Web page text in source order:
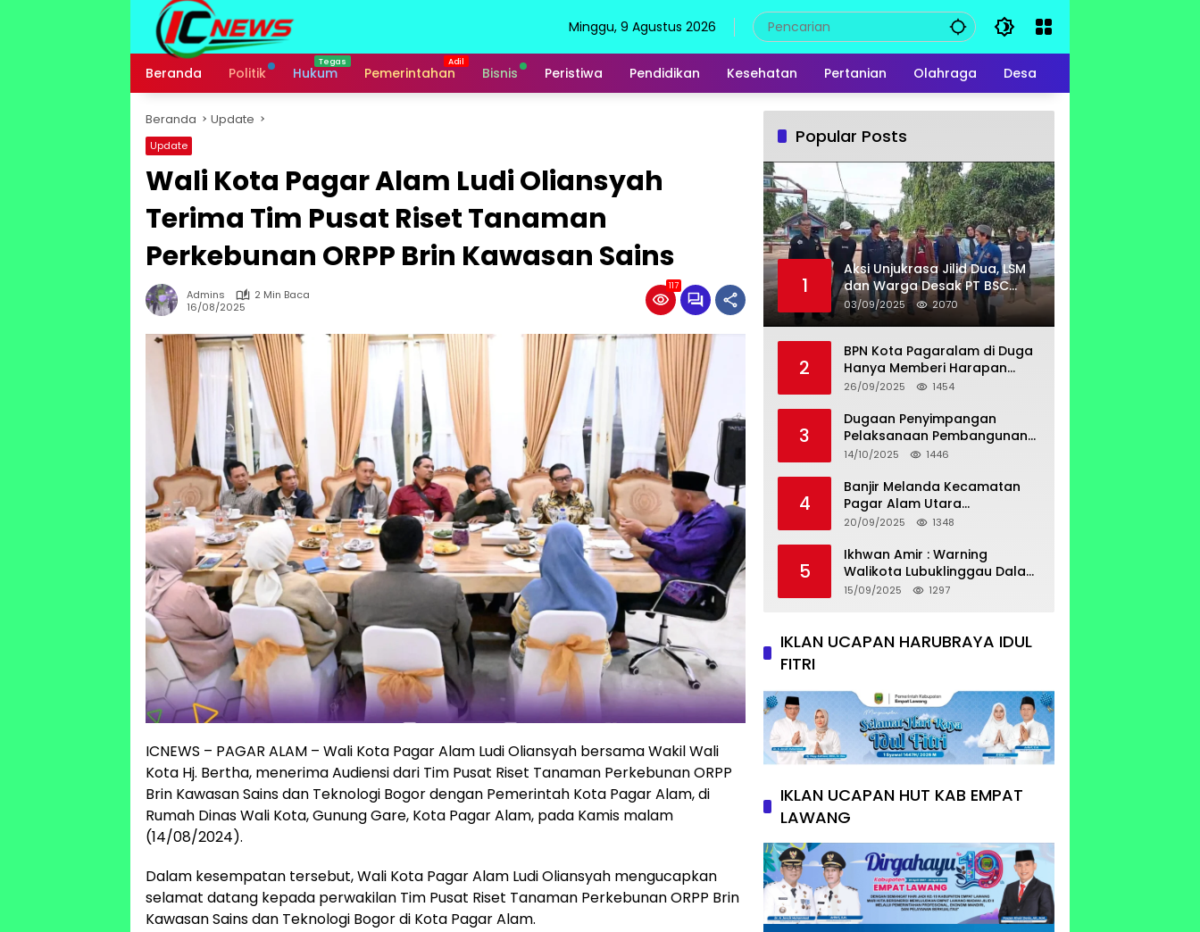
Minggu, 9 Agustus 2026
Beranda Politik Hukum Pemerintahan Bisnis Peristiwa Pendidikan Kesehatan Pertanian Olahraga Desa
Beranda Update
Update
Wali Kota Pagar Alam Ludi Oliansyah
Terima Tim Pusat Riset Tanaman
Perkebunan ORPP Brin Kawasan Sains
Admins
2 Min Baca
16/08/2025
117
ICNEWS – PAGAR ALAM – Wali Kota Pagar Alam Ludi Oliansyah bersama Wakil Wali
Kota Hj. Bertha, menerima Audiensi dari Tim Pusat Riset Tanaman Perkebunan ORPP
Brin Kawasan Sains dan Teknologi Bogor dengan Pemerintah Kota Pagar Alam, di
Rumah Dinas Wali Kota, Gunung Gare, Kota Pagar Alam, pada Kamis malam
(14/08/2024).
Dalam kesempatan tersebut, Wali Kota Pagar Alam Ludi Oliansyah mengucapkan
selamat datang kepada perwakilan Tim Pusat Riset Tanaman Perkebunan ORPP Brin
Kawasan Sains dan Teknologi Bogor di Kota Pagar Alam.
Popular Posts
1
Aksi Unjukrasa Jilid Dua, LSM
dan Warga Desak PT BSC
Bayar Lahan Milik Untung
Suropati
03/09/2025 2070
2
BPN Kota Pagaralam di Duga
Hanya Memberi Harapan
Kurang Tanggap Terkait
26/09/2025 1454
3
Dugaan Penyimpangan
Pelaksanaan Pembangunan
Prasarana Utilitas
14/10/2025 1446
4
Banjir Melanda Kecamatan
Pagar Alam Utara
Pemerintahan Luber Belum
20/09/2025 1348
5
Ikhwan Amir : Warning
Walikota Lubuklinggau Dalam
Pengangkatan Staf Khusus
15/09/2025 1297
IKLAN UCAPAN HARUBRAYA IDUL
FITRI
IKLAN UCAPAN HUT KAB EMPAT
LAWANG